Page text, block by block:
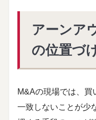
アーンア
の位置づ
M&Aの現場では、
一致しないことが少